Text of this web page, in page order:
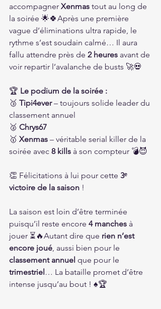
accompagner Xenmas tout au long de
la soirée 🌟🍀Après une première
vague d’éliminations ultra rapide, le
rythme s’est soudain calmé… Il aura
fallu attendre près de 2 heures avant de
voir repartir l’avalanche de busts 🚀💀
🏆 Le podium de la soirée :
🥉 Tipi4ever – toujours solide leader du
classement annuel
🥈 Chrys67
🥇 Xenmas – véritable serial killer de la
soirée avec 8 kills à son compteur 💣😈
👏 Félicitations à lui pour cette 3ᵉ
victoire de la saison !
La saison est loin d’être terminée
puisqu’il reste encore 4 manches à
jouer ⏳🔥Autant dire que rien n’est
encore joué, aussi bien pour le
classement annuel que pour le
trimestriel… La bataille promet d’être
intense jusqu’au bout ! ♠️🏆